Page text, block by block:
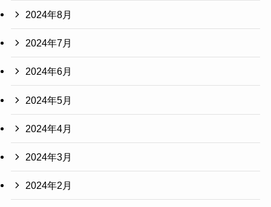
2024年8月
2024年7月
2024年6月
2024年5月
2024年4月
2024年3月
2024年2月